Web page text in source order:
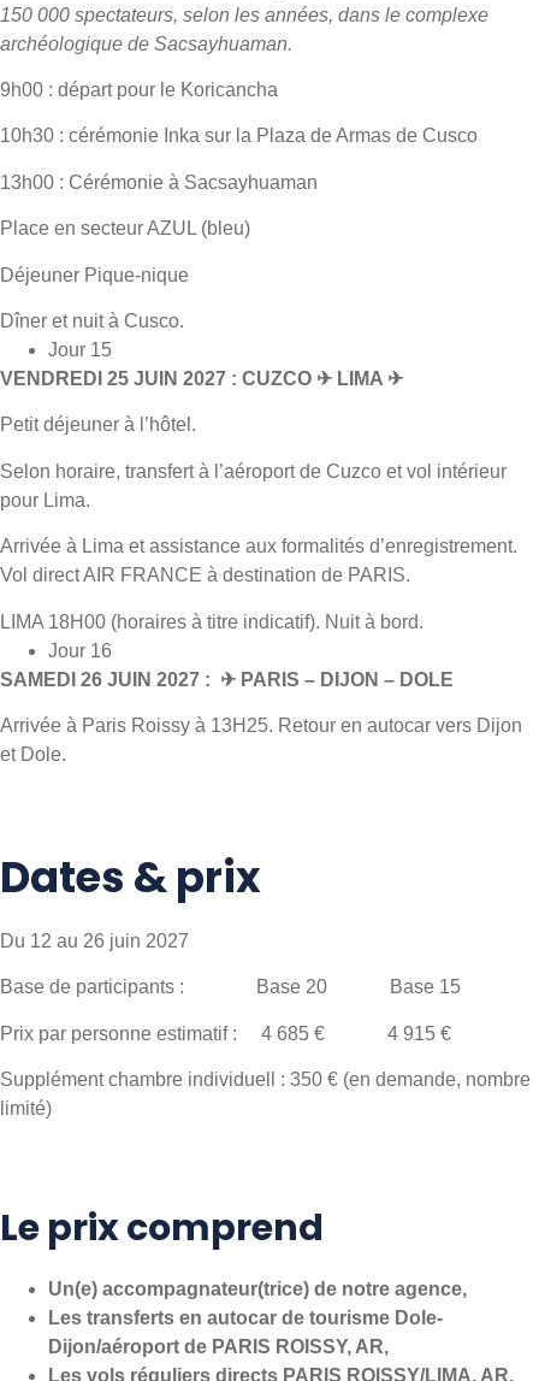
150 000 spectateurs, selon les années, dans le complexe
archéologique de Sacsayhuaman.
9h00 : départ pour le Koricancha
10h30 : cérémonie Inka sur la Plaza de Armas de Cusco
13h00 : Cérémonie à Sacsayhuaman
Place en secteur AZUL (bleu)
Déjeuner Pique-nique
Dîner et nuit à Cusco.
Jour 15
VENDREDI 25 JUIN 2027 : CUZCO ✈ LIMA ✈
Petit déjeuner à l’hôtel.
Selon horaire, transfert à l’aéroport de Cuzco et vol intérieur
pour Lima.
Arrivée à Lima et assistance aux formalités d’enregistrement.
Vol direct AIR FRANCE à destination de PARIS.
LIMA 18H00 (horaires à titre indicatif). Nuit à bord.
Jour 16
SAMEDI 26 JUIN 2027 : ✈ PARIS – DIJON – DOLE
Arrivée à Paris Roissy à 13H25. Retour en autocar vers Dijon
et Dole.
Dates & prix
Du 12 au 26 juin 2027
Base de participants : Base 20 Base 15
Prix par personne estimatif : 4 685 € 4 915 €
Supplément chambre individuell : 350 € (en demande, nombre
limité)
Le prix comprend
Un(e) accompagnateur(trice) de notre agence,
Les transferts en autocar de tourisme Dole-
Dijon/aéroport de PARIS ROISSY, AR,
Les vols réguliers directs PARIS ROISSY/LIMA, AR,